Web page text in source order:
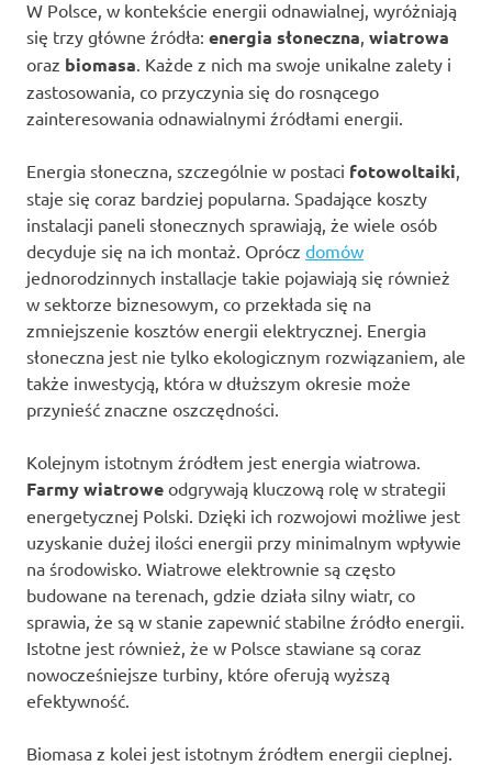
W Polsce, w kontekście energii odnawialnej, wyróżniają
się trzy główne źródła: energia słoneczna, wiatrowa
oraz biomasa. Każde z nich ma swoje unikalne zalety i
zastosowania, co przyczynia się do rosnącego
zainteresowania odnawialnymi źródłami energii.
Energia słoneczna, szczególnie w postaci fotowoltaiki,
staje się coraz bardziej popularna. Spadające koszty
instalacji paneli słonecznych sprawiają, że wiele osób
decyduje się na ich montaż. Oprócz domów
jednorodzinnych installacje takie pojawiają się również
w sektorze biznesowym, co przekłada się na
zmniejszenie kosztów energii elektrycznej. Energia
słoneczna jest nie tylko ekologicznym rozwiązaniem, ale
także inwestycją, która w dłuższym okresie może
przynieść znaczne oszczędności.
Kolejnym istotnym źródłem jest energia wiatrowa.
Farmy wiatrowe odgrywają kluczową rolę w strategii
energetycznej Polski. Dzięki ich rozwojowi możliwe jest
uzyskanie dużej ilości energii przy minimalnym wpływie
na środowisko. Wiatrowe elektrownie są często
budowane na terenach, gdzie działa silny wiatr, co
sprawia, że są w stanie zapewnić stabilne źródło energii.
Istotne jest również, że w Polsce stawiane są coraz
nowocześniejsze turbiny, które oferują wyższą
efektywność.
Biomasa z kolei jest istotnym źródłem energii cieplnej.